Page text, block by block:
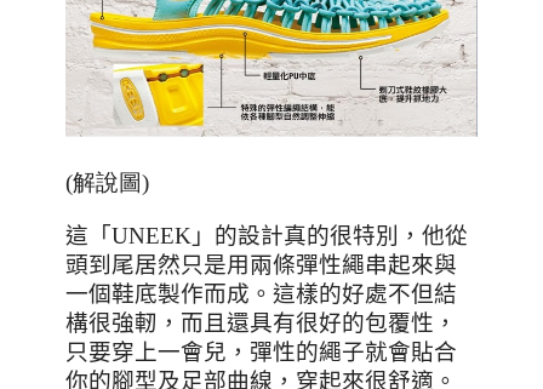
(解說圖)
這「 UNEEK 」的設計真的很特別，他從
頭到尾居然只是用兩條彈性繩串起來與
一個鞋底製作而成。這樣的好處不但結
構很強軔，而且還具有很好的包覆性，
只要穿上一會兒，彈性的繩子就會貼合
你的腳型及足部曲線，穿起來很舒適。